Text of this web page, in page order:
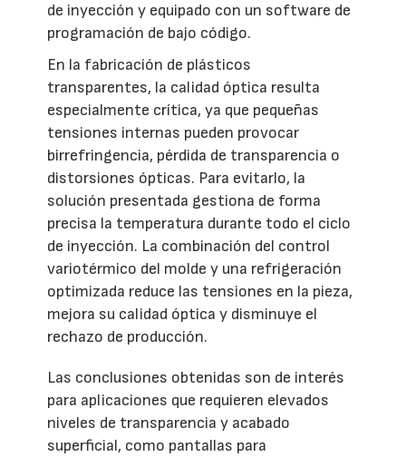
de inyección y equipado con un software de
programación de bajo código.
En la fabricación de plásticos
transparentes, la calidad óptica resulta
especialmente crítica, ya que pequeñas
tensiones internas pueden provocar
birrefringencia, pérdida de transparencia o
distorsiones ópticas. Para evitarlo, la
solución presentada gestiona de forma
precisa la temperatura durante todo el ciclo
de inyección. La combinación del control
variotérmico del molde y una refrigeración
optimizada reduce las tensiones en la pieza,
mejora su calidad óptica y disminuye el
rechazo de producción.
Las conclusiones obtenidas son de interés
para aplicaciones que requieren elevados
niveles de transparencia y acabado
superficial, como pantallas para